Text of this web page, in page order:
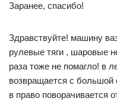
Заранее, спасибо!
Здравствуйте! машину
рулевые тяги , шаровые
раза тоже не помагло! в
возвращается с большой
в право поворачивается